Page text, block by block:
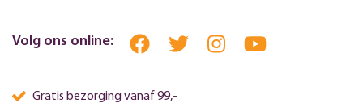
Volg ons online:
Gratis bezorging vanaf 99,-